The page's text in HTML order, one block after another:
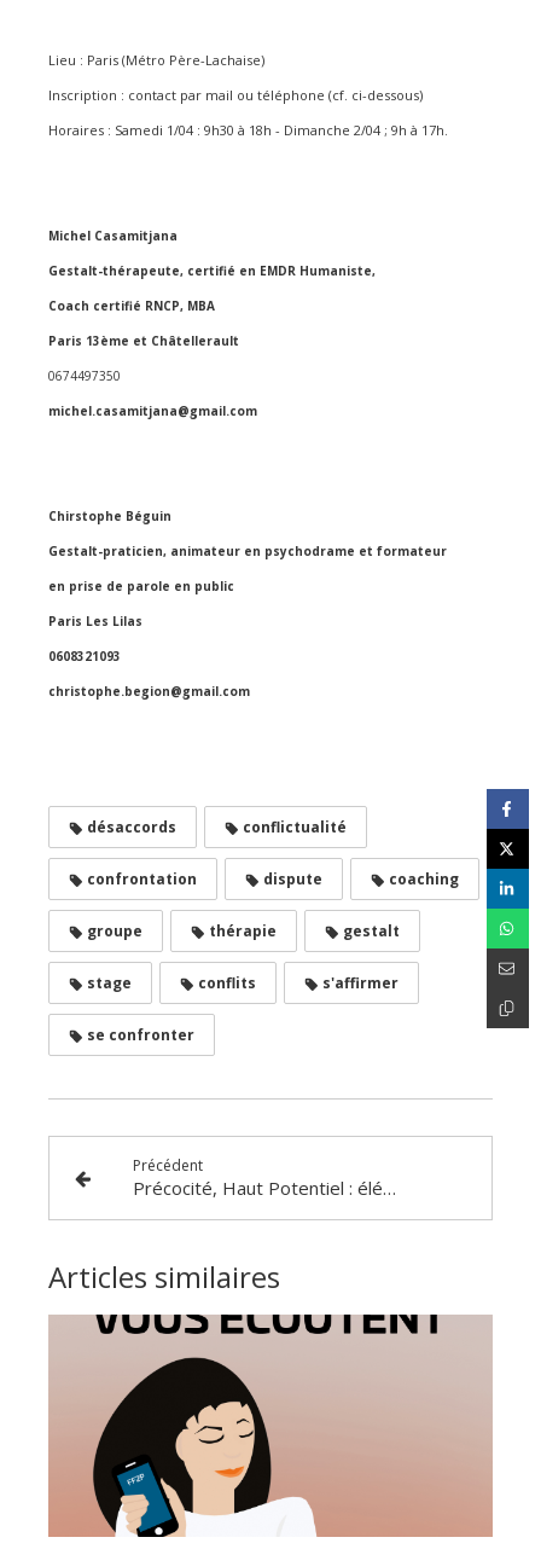
Lieu : Paris (Métro Père-Lachaise)
Inscription : contact par mail ou téléphone (cf. ci-dessous)
Horaires : Samedi 1/04 : 9h30 à 18h - Dimanche 2/04 ; 9h à 17h.
Michel Casamitjana
Gestalt-thérapeute, certifié en EMDR Humaniste,
Coach certifié RNCP, MBA
Paris 13ème et Châtellerault
0674497350
michel.casamitjana@gmail.com
Chirstophe Béguin
Gestalt-praticien, animateur en psychodrame et formateur
en prise de parole en public
Paris Les Lilas
0608321093
christophe.begion@gmail.com
désaccords conflictualité
confrontation dispute coaching
groupe thérapie gestalt
stage conflits s'affirmer
se confronter
Précédent
Précocité, Haut Potentiel : éléments
Articles similaires